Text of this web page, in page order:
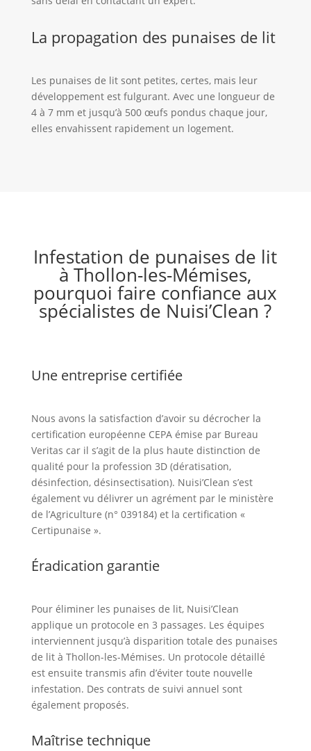
La propagation des punaises de lit
Les punaises de lit sont petites, certes, mais leur
développement est fulgurant. Avec une longueur de
4 à 7 mm et jusqu’à 500 œufs pondus chaque jour,
elles envahissent rapidement un logement.
Infestation de punaises de lit
à Thollon-les-Mémises,
pourquoi faire confiance aux
spécialistes de Nuisi’Clean ?
Une entreprise certifiée
Nous avons la satisfaction d’avoir su décrocher la
certification européenne CEPA émise par Bureau
Veritas car il s’agit de la plus haute distinction de
qualité pour la profession 3D (dératisation,
désinfection, désinsectisation). Nuisi’Clean s’est
également vu délivrer un agrément par le ministère
de l’Agriculture (n° 039184) et la certification «
Certipunaise ».
Éradication garantie
Pour éliminer les punaises de lit, Nuisi’Clean
applique un protocole en 3 passages. Les équipes
interviennent jusqu’à disparition totale des punaises
de lit à Thollon-les-Mémises. Un protocole détaillé
est ensuite transmis afin d’éviter toute nouvelle
infestation. Des contrats de suivi annuel sont
également proposés.
Maîtrise technique